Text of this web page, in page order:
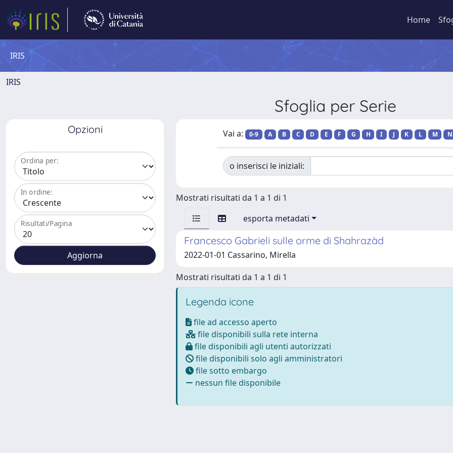
Home
IRIS
IRIS
Sfoglia per Serie
Opzioni
Ordina per:
In ordine:
Risultati/Pagina
Vai a: 0-9 A B C D E F G H I J K L M N
o inserisci le iniziali:
Mostrati risultati da 1 a 1 di 1
esporta metadati
Francesco Gabrieli sulle orme di Shahrazàd
2022-01-01 Cassarino, Mirella
Mostrati risultati da 1 a 1 di 1
Legenda icone
file ad accesso aperto
file disponibili sulla rete interna
file disponibili agli utenti autorizzati
file disponibili solo agli amministratori
file sotto embargo
nessun file disponibile